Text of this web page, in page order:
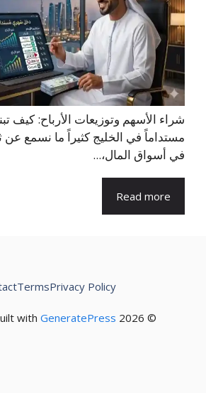
شراء الأسهم وتوزيعات الأرباح: كيف
مستداماً في الخليج كثيراً ما نسمع عن
في أسواق المال،...
Read more
© 2026 Marketer • Built with
GeneratePress
Privacy Policy
Terms